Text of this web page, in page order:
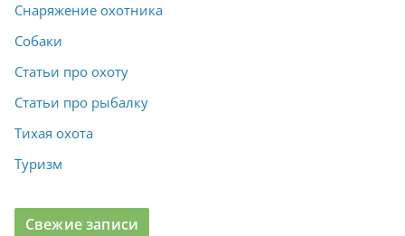
Снаряжение охотника
Собаки
Статьи про охоту
Статьи про рыбалку
Тихая охота
Туризм
Свежие записи